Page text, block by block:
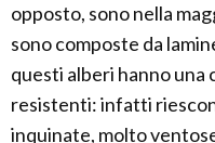
opposto, sono nella
sono composte da
questi alberi hanno una
resistenti: infatti
inquinate, molto